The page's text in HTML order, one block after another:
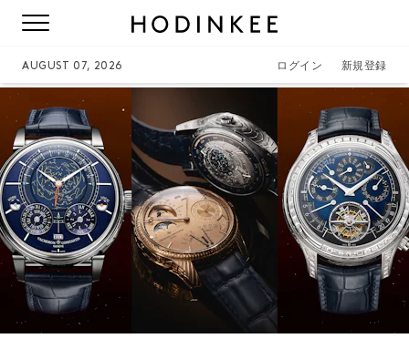
AUGUST 07, 2026 ログイン 新規登録